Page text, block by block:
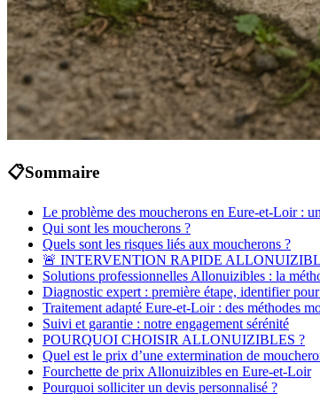
📋Sommaire
Le problème des moucherons en Eure-et-Loir :
Qui sont les moucherons ?
Quels sont les risques liés aux moucherons ?
🚨 INTERVENTION RAPIDE
Solutions professionnelles Allonuizibles : la
Diagnostic expert : première étape, identifier
Traitement adapté Eure-et-Loir : des méthodes
Suivi et garantie : notre engagement sérénité
POURQUOI CHOISIR ALLONUIZIBLES ?
Quel est le prix d’une extermination de
Fourchette de prix Allonuizibles en Eure-et-Loir
Pourquoi solliciter un devis personnalisé ?